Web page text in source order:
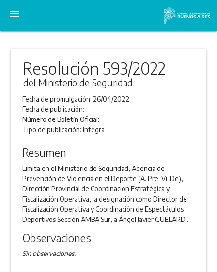
menu
Resolución 593/2022
del Ministerio de Seguridad
Fecha de promulgación: 26/04/2022
Fecha de publicación:
Número de Boletín Oficial:
Tipo de publicación:Integra
Resumen
Limita en el Ministerio de Seguridad, Agencia de
Prevención de Violencia en el Deporte (A. Pre. Vi. De),
Dirección Provincial de Coordinación Estratégica y
Fiscalización Operativa, la designación como Director de
Fiscalización Operativa y Coordinación de Espectáculos
Deportivos Sección AMBA Sur, a Ángel Javier GUELARDI.
Observaciones
Sin observaciones.